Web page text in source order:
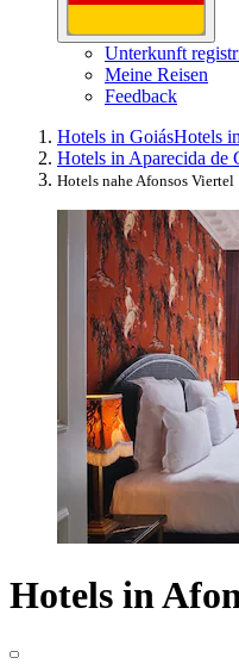
Unterkunft
Meine Reisen
Feedback
Hotels in GoiásHotels
Hotels in Aparecida de
Hotels nahe Afonsos Viertel
Hotels in